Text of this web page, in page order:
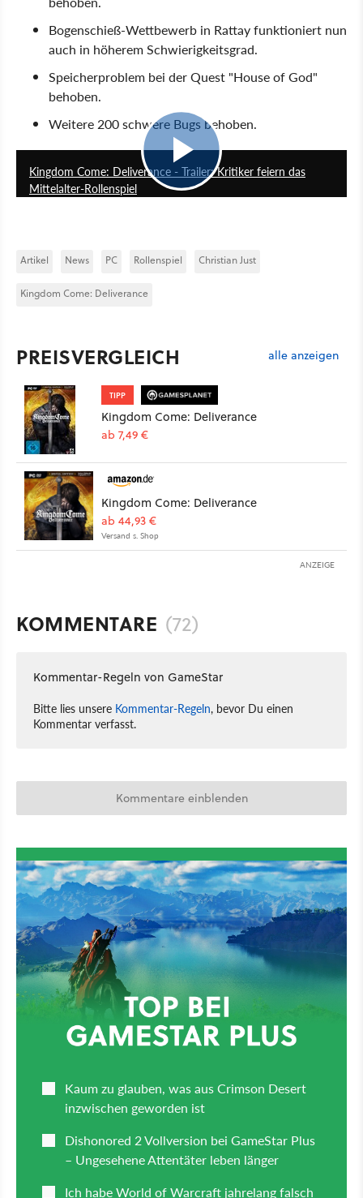
Bogenschieß-Wettbewerb in Rattay funktioniert nun
auch in höherem Schwierigkeitsgrad.
Speicherproblem bei der Quest "House of God"
behoben.
Weitere 200 schwere Bugs behoben.
Kingdom Come: Deliverance - Trailer: Kritiker feiern das
Mittelalter-Rollenspiel
Artikel News PC Rollenspiel Christian Just
Kingdom Come: Deliverance
PREISVERGLEICH alle anzeigen
TIPP
Kingdom Come: Deliverance
ab 7,49 €
Kingdom Come: Deliverance
ab 44,93 €
Versand s. Shop
ANZEIGE
KOMMENTARE (72)
Kommentar-Regeln von GameStar
Bitte lies unsere Kommentar-Regeln, bevor Du einen
Kommentar verfasst.
Kommentare einblenden